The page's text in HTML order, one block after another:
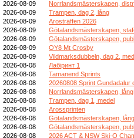
2026-08-09
Norrlandsmästerskapen,
2026-08-09
Trampen, dag 2, lång
2026-08-09
Arosträffen 2026
2026-08-09
Götalandsmästerskapen,
2026-08-09
Götalandsmästerskapen,
2026-08-09
OY8 Mt Crosby
2026-08-09
Vildmarksdubbeln, dag 2,
2026-08-08
Лабіринт 1
2026-08-08
Tamanend Sprints
2026-08-08
20260808 Sprint
2026-08-08
Norrlandsmästerskapen, lång
2026-08-08
Trampen, dag 1, medel
2026-08-08
Arossprinten
2026-08-08
Götalandsmästerskapen, lång
2026-08-08
Götalandsmästerskapen,
2026-08-08
2026 ACT & NSW Ski-O